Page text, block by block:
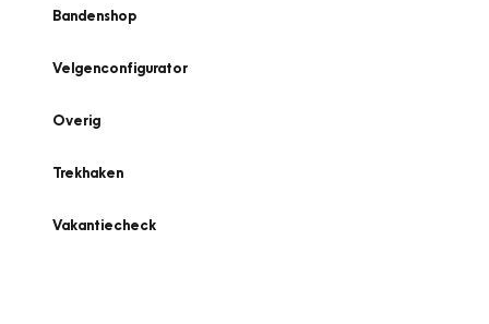
Bandenshop
Velgenconfigurator
Overig
Trekhaken
Vakantiecheck